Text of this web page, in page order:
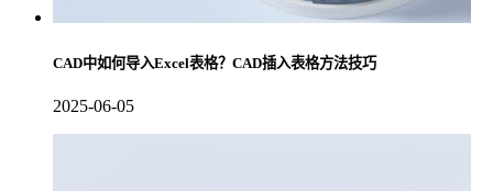
CAD中如何导入Excel表格？CAD插入表格方法技巧
2025-06-05